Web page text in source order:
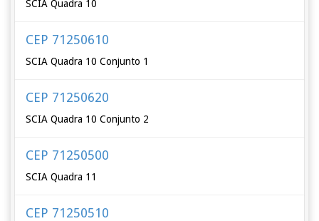
SCIA Quadra 10
CEP 71250610
SCIA Quadra 10 Conjunto 1
CEP 71250620
SCIA Quadra 10 Conjunto 2
CEP 71250500
SCIA Quadra 11
CEP 71250510